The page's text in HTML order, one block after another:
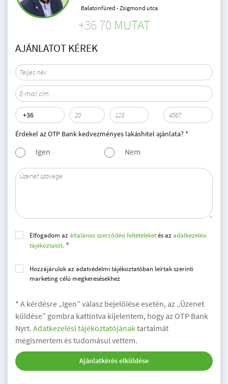
Balatonfüred - Zsigmond utca
+36 70 MUTAT
AJÁNLATOT KÉREK
Érdekel az OTP Bank kedvezményes lakáshitel ajánlata? *
Igen Nem
Elfogadom azáltalános szerződési feltételeketés azadatkezelési
tájékoztatót.
Hozzájárulok az adatvédelmi tájékoztatóban leírtak szerinti
marketing célú megkeresésekhez
* A kérdésre „Igen” válasz bejelölése esetén, az „Üzenet
küldése” gombra kattintva kijelentem, hogy az OTP Bank
Nyrt. Adatkezelési tájékoztatójánaktartalmát
megismertem és tudomásul vettem.
Ajánlatkérés elküldése